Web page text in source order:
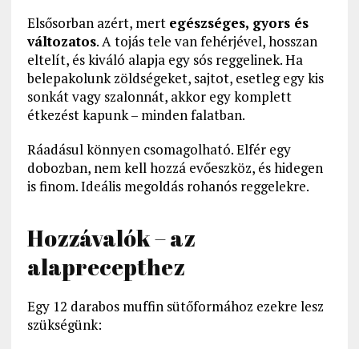
Elsősorban azért, mert egészséges, gyors és
változatos. A tojás tele van fehérjével, hosszan
eltelít, és kiváló alapja egy sós reggelinek. Ha
belepakolunk zöldségeket, sajtot, esetleg egy kis
sonkát vagy szalonnát, akkor egy komplett
étkezést kapunk – minden falatban.
Ráadásul könnyen csomagolható. Elfér egy
dobozban, nem kell hozzá evőeszköz, és hidegen
is finom. Ideális megoldás rohanós reggelekre.
Hozzávalók – az
alaprecepthez
Egy 12 darabos muffin sütőformához ezekre lesz
szükségünk: